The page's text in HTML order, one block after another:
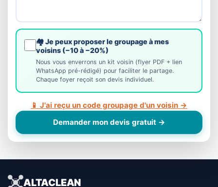
🏘️ Je peux proposer le groupage à mes
voisins (−10 à −20%)
Nous vous enverrons un kit voisin (flyer PDF + lien
WhatsApp pré-rédigé) pour faciliter le partage.
Chaque foyer reçoit son devis individuel.
📱 J'ai reçu un code groupage d'un voisin →
Demander mon devis gratuit →
ALTACLEAN